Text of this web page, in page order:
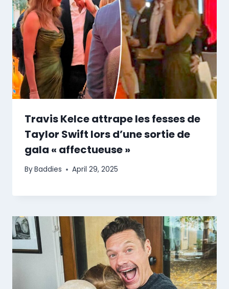
Travis Kelce attrape les fesses de
Taylor Swift lors d’une sortie de
gala « affectueuse »
ByBaddies April 29, 2025